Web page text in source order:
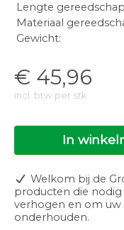
Lengte
Materiaal
Gewicht:
€ 45,96
incl. btw per stk
In
Welkom bij de
producten die nodig
verhogen en om
onderhouden.